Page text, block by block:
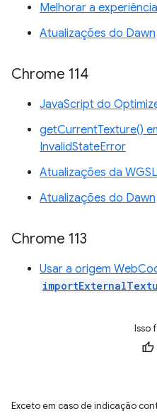
Melhorar a
Atualizações do Dawn
Chrome 114
JavaScript do
getCurrentTexture()
InvalidStateError
Atualizações da WGSL
Atualizações do Dawn
Chrome 113
Usar a origem
Isso
Exceto em caso de indicação